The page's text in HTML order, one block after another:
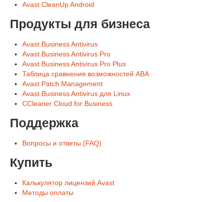
Avast CleanUp Android
Продукты для бизнеса
Avast Business Antivirus
Avast Business Antivirus Pro
Avast Business Antivirus Pro Plus
Таблица сравнения возможностей ABA
Avast Patch Management
Avast Business Antivirus для Linux
CCleaner Cloud for Business
Поддержка
Вопросы и ответы (FAQ)
Купить
Калькулятор лицензий Avast
Методы оплаты